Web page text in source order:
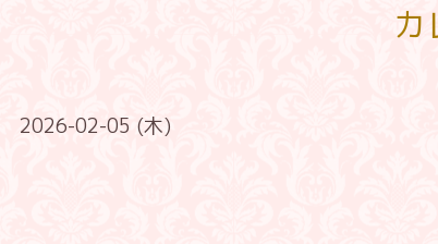
カ
2026-02-05 (木)